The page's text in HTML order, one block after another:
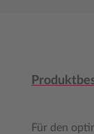
Für den